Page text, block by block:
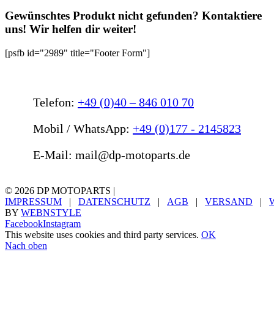
Gewünschtes Produkt nicht gefunden? Kontaktiere
uns! Wir helfen dir weiter!
[psfb id="2989" title="Footer Form"]
Telefon: +49 (0)40 – 846 010 70
Mobil / WhatsApp: +49 (0)177 - 2145823
E-Mail: mail@dp-motoparts.de
© 2026 DP MOTOPARTS |
IMPRESSUM | DATENSCHUTZ | AGB | VERSAND |
BY WEBNSTYLE
FacebookInstagram
This website uses cookies and third party services. OK
Nach oben